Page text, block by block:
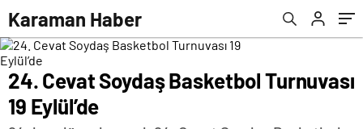
Karaman Haber
24. Cevat Soydaş Basketbol Turnuvası
19 Eylül’de